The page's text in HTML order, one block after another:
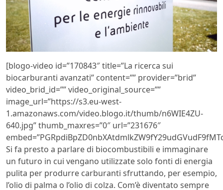
[blogo-video id=”170843″ title=”La ricerca sui
biocarburanti avanzati” content=”” provider=”brid”
video_brid_id=”” video_original_source=””
image_url=”https://s3.eu-west-
1.amazonaws.com/video.blogo.it/thumb/n6WIE4ZU-
640.jpg” thumb_maxres=”0″ url=”231676″
Si fa presto a parlare di biocombustibili e immaginare
un futuro in cui vengano utilizzate solo fonti di energia
pulita per produrre carburanti sfruttando, per esempio,
l’olio di palma o l’olio di colza. Com’è diventato sempre